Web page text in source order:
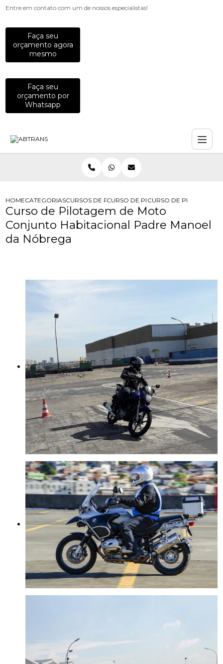
Entre em contato com um de nossos especialistas!
Faça seu
orçamento agora
mesmo
Faça seu
orçamento por
Whatsapp
HOMECATEGORIASCURSOS DE PILOTAGEMCURSO DE PILOTAGEM AUTOMOTIVA
CURSO DE PILOTAGEM
Curso de Pilotagem de Moto
Conjunto Habitacional Padre Manoel
da Nóbrega